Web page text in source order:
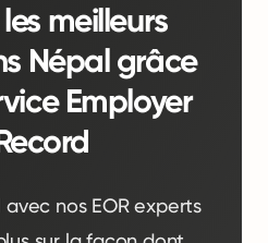
meilleurs
Népal grâce
Employer
nos EOR experts